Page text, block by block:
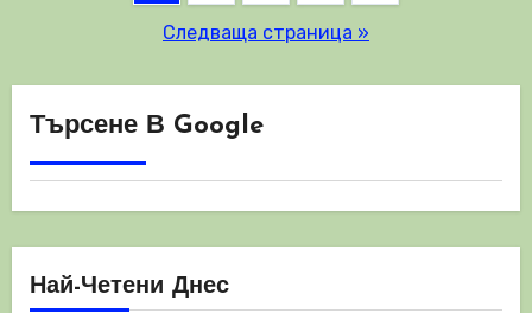
публикациите
на
страници
Следваща страница »
Търсене В Google
Най-Четени Днес